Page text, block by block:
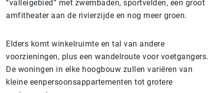
“valleigebied” met zwembaden, sportvelden, een groot
amfitheater aan de rivierzijde en nog meer groen.
Elders komt winkelruimte en tal van andere
voorzieningen, plus een wandelroute voor voetgangers.
De woningen in elke hoogbouw zullen variëren van
kleine eenpersoonsappartementen tot grotere